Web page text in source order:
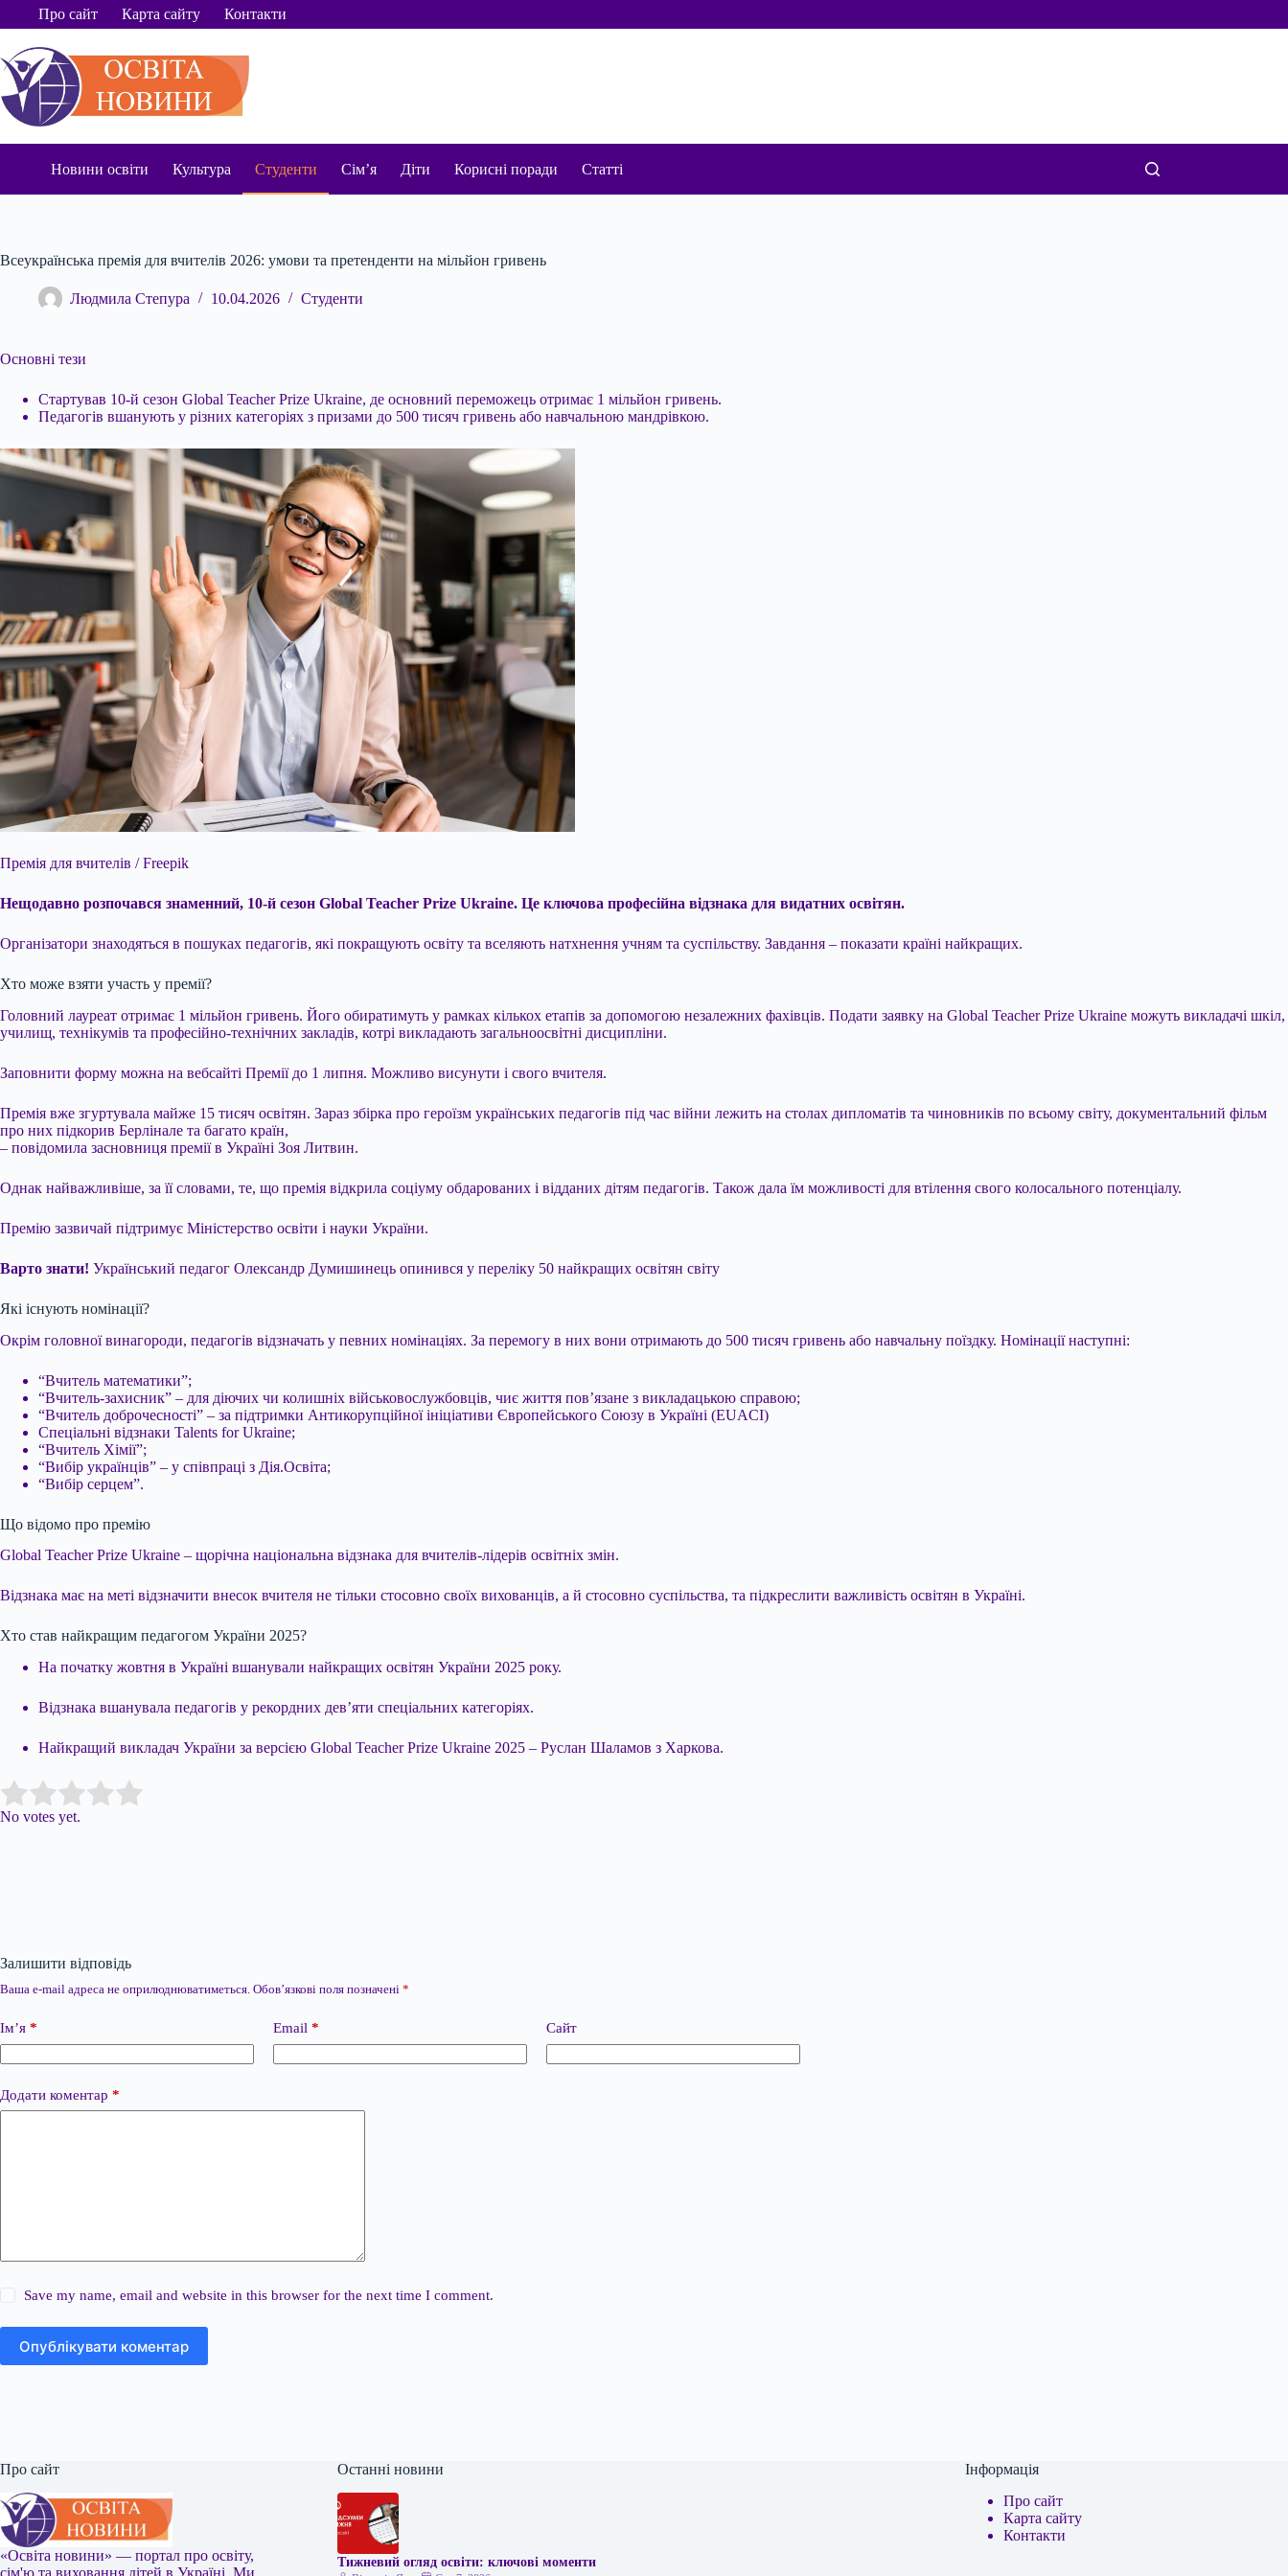
ПерейтиПро сайт Карта сайту Контакти
Новини освіти Культура Студенти Сім’я Діти Корисні поради Статті
Всеукраїнська премія для вчителів 2026: умови та претенденти на мільйон гривень
Людмила Степура 10.04.2026 Студенти
Основні тези
Стартував 10-й сезон Global Teacher Prize Ukraine, де основний переможець отримає 1 мільйон гривень.
Педагогів вшанують у різних категоріях з призами до 500 тисяч гривень або навчальною мандрівкою.
Премія для вчителів / Freepik
Нещодавно розпочався знаменний, 10-й сезон Global Teacher Prize Ukraine. Це ключова професійна відзнака для видатних освітян.
Організатори знаходяться в пошуках педагогів, які покращують освіту та вселяють натхнення учням та суспільству. Завдання – показати країні найкращих.
Хто може взяти участь у премії?
Головний лауреат отримає 1 мільйон гривень. Його обиратимуть у рамках кількох етапів за допомогою незалежних фахівців. Подати заявку на Global Teacher Prize Ukraine можуть викладачі шкіл,
училищ, технікумів та професійно-технічних закладів, котрі викладають загальноосвітні дисципліни.
Заповнити форму можна на вебсайті Премії до 1 липня. Можливо висунути і свого вчителя.
Премія вже згуртувала майже 15 тисяч освітян. Зараз збірка про героїзм українських педагогів під час війни лежить на столах дипломатів та чиновників по всьому світу, документальний фільм
про них підкорив Берлінале та багато країн,
– повідомила засновниця премії в Україні Зоя Литвин.
Однак найважливіше, за її словами, те, що премія відкрила соціуму обдарованих і відданих дітям педагогів. Також дала їм можливості для втілення свого колосального потенціалу.
Премію зазвичай підтримує Міністерство освіти і науки України.
Варто знати! Український педагог Олександр Думишинець опинився у переліку 50 найкращих освітян світу
Які існують номінації?
Окрім головної винагороди, педагогів відзначать у певних номінаціях. За перемогу в них вони отримають до 500 тисяч гривень або навчальну поїздку. Номінації наступні:
“Вчитель математики”;
“Вчитель-захисник” – для діючих чи колишніх військовослужбовців, чиє життя пов’язане з викладацькою справою;
“Вчитель доброчесності” – за підтримки Антикорупційної ініціативи Європейського Союзу в Україні (EUACI)
Спеціальні відзнаки Talents for Ukraine;
“Вчитель Хімії”;
“Вибір українців” – у співпраці з Дія.Освіта;
“Вибір серцем”.
Що відомо про премію
Global Teacher Prize Ukraine – щорічна національна відзнака для вчителів-лідерів освітніх змін.
Відзнака має на меті відзначити внесок вчителя не тільки стосовно своїх вихованців, а й стосовно суспільства, та підкреслити важливість освітян в Україні.
Хто став найкращим педагогом України 2025?
На початку жовтня в Україні вшанували найкращих освітян України 2025 року.
Відзнака вшанувала педагогів у рекордних дев’яти спеціальних категоріях.
Найкращий викладач України за версією Global Teacher Prize Ukraine 2025 – Руслан Шаламов з Харкова.
Rate this item:
No votes yet.
Залишити відповідь
Ваша e-mail адреса не оприлюднюватиметься. Обов’язкові поля позначені *
Ім’я * Email * Сайт
Додати коментар *
Save my name, email and website in this browser for the next time I comment.
Опублікувати коментар
Про сайт
«Освіта новини» — портал про освіту,
Останні новини
Тижневий огляд освіти: ключові моменти
Інформація
Про сайт
Карта сайту
Контакти